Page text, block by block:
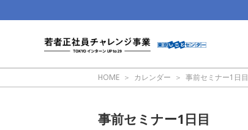
HOME カレンダー 事前セミナー1日目
事前セミナー1日目